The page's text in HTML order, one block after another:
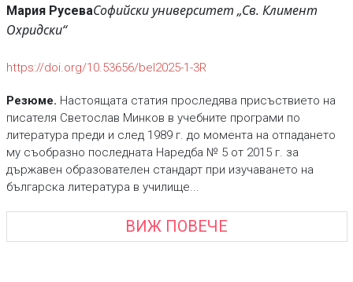
Мария РусеваСофийски университет „Св. Климент
Охридски“
https://doi.org/10.53656/bel2025-1-3R
Резюме. Настоящата статия проследява присъствието на
писателя Светослав Минков в учебните програми по
литература преди и след 1989 г. до момента на отпадането
му съобразно последната Наредба № 5 от 2015 г. за
държавен образователен стандарт при изучаването на
българска литература в училище...
ВИЖ ПОВЕЧЕ